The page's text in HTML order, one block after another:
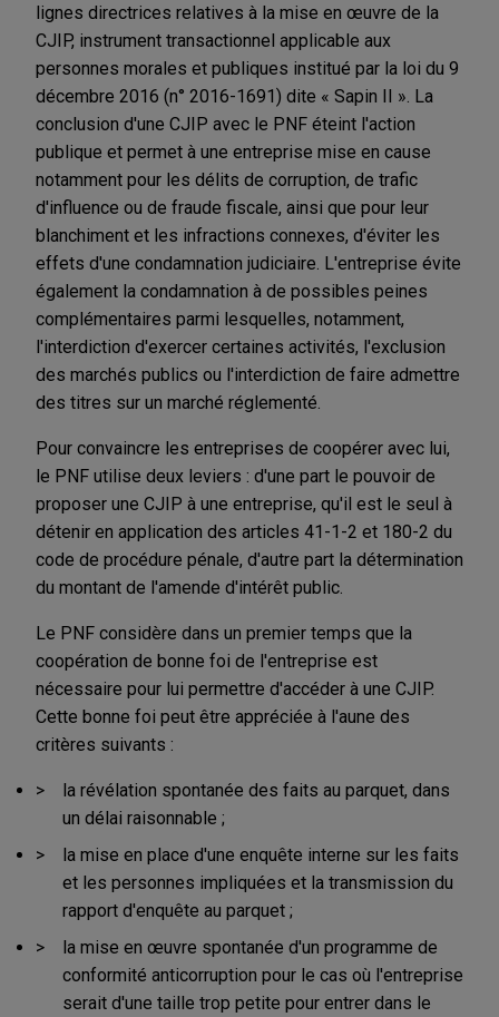
lignes directrices relatives à la mise en œuvre de la
CJIP, instrument transactionnel applicable aux
personnes morales et publiques institué par la loi du 9
décembre 2016 (n° 2016-1691) dite « Sapin II ». La
conclusion d'une CJIP avec le PNF éteint l'action
publique et permet à une entreprise mise en cause
notamment pour les délits de corruption, de trafic
d'influence ou de fraude fiscale, ainsi que pour leur
blanchiment et les infractions connexes, d'éviter les
effets d'une condamnation judiciaire. L'entreprise évite
également la condamnation à de possibles peines
complémentaires parmi lesquelles, notamment,
l'interdiction d'exercer certaines activités, l'exclusion
des marchés publics ou l'interdiction de faire admettre
des titres sur un marché réglementé.
Pour convaincre les entreprises de coopérer avec lui,
le PNF utilise deux leviers : d'une part le pouvoir de
proposer une CJIP à une entreprise, qu'il est le seul à
détenir en application des articles 41-1-2 et 180-2 du
code de procédure pénale, d'autre part la détermination
du montant de l'amende d'intérêt public.
Le PNF considère dans un premier temps que la
coopération de bonne foi de l'entreprise est
nécessaire pour lui permettre d'accéder à une CJIP.
Cette bonne foi peut être appréciée à l'aune des
critères suivants :
la révélation spontanée des faits au parquet, dans
un délai raisonnable ;
la mise en place d'une enquête interne sur les faits
et les personnes impliquées et la transmission du
rapport d'enquête au parquet ;
la mise en œuvre spontanée d'un programme de
conformité anticorruption pour le cas où l'entreprise
serait d'une taille trop petite pour entrer dans le